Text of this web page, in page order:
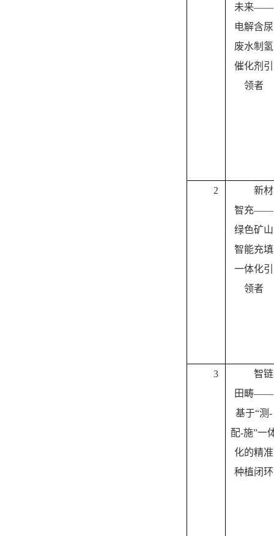
未来——
电解含尿
废水制氢
催化剂引
领者
2
新材
智充——
绿色矿山
智能充填
一体化引
领者
3
智链
田畴——
基于“测-
配-施”一
化的精准
种植闭环